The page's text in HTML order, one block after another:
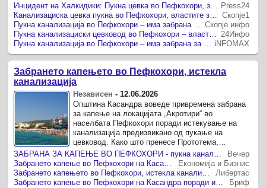
Press24
Скопје1
Скопје инфо
24Инфо
iNFOMAX
Забрането капењето во Пефкохори, истекла
канализација
Независен -12.06.2026
Општина Касандра воведе привремена забрана
за капење на локацијата „Акротири“ во
населбата Пефкохори поради истекување на
канализација предизвикано од пукање на
цевковод. Како што пренесе Прототема,
општинските служби веднаш реагирале и
почнале со ...
ЗАБРАНА ЗА КАПЕЊЕ ВО ПЕФКОХОРИ - пукна канализациска цевка
Вечер
Забрането капење во Пефкохори на Касандра поради истекување на канализација
Економија и Бизнис
Забрането капењето во Пефкохори, истекла канализација
Либертас
Забрането капење во Пефкохори на Касандра поради истекување на канализација
Бриф